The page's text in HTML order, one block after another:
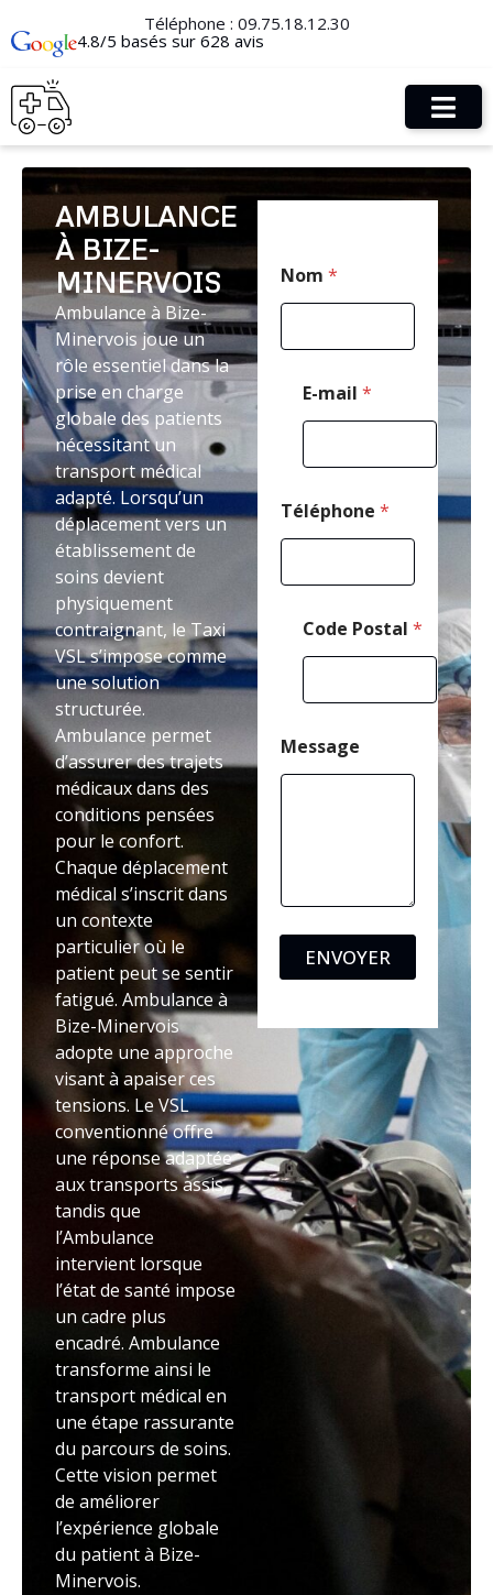
Téléphone : 09.75.18.12.30
4.8/5 basés sur 628 avis
AMBULANCE
À BIZE-
MINERVOIS
Ambulance à Bize-
Minervois joue un
rôle essentiel dans la
prise en charge
globale des patients
nécessitant un
transport médical
adapté. Lorsqu’un
déplacement vers un
établissement de
soins devient
physiquement
contraignant, le Taxi
VSL s’impose comme
une solution
structurée.
Ambulance permet
d’assurer des trajets
médicaux dans des
conditions pensées
pour le confort.
Chaque déplacement
médical s’inscrit dans
un contexte
particulier où le
patient peut se sentir
fatigué. Ambulance à
Bize-Minervois
adopte une approche
visant à apaiser ces
tensions. Le VSL
conventionné offre
une réponse adaptée
aux transports assis,
tandis que
l’Ambulance
intervient lorsque
l’état de santé impose
un cadre plus
encadré. Ambulance
transforme ainsi le
transport médical en
une étape rassurante
du parcours de soins.
Cette vision permet
de améliorer
l’expérience globale
du patient à Bize-
Minervois.
Nom *
E-mail *
Téléphone *
Code Postal *
E
-
m
a
i
l
C
é
é
o
n
e
Message
ENVOYER